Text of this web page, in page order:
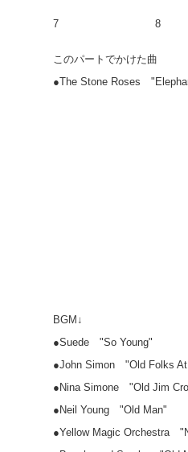
7 8
このパートでかけた曲
●The Stone Roses
BGM↓
●Suede "So Young"
●John Simon "Old Folks At
●Nina Simone "Old Jim
●Neil Young "Old Man"
●Yellow Magic Orchestra